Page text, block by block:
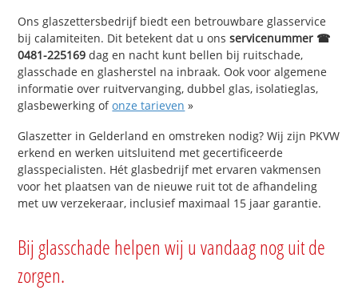
Ons glaszettersbedrijf biedt een betrouwbare glasservice
bij calamiteiten. Dit betekent dat u onsservicenummer ☎
0481-225169 dag en nacht kunt bellen bij ruitschade,
glasschade en glasherstel na inbraak. Ook voor algemene
informatie over ruitvervanging, dubbel glas, isolatieglas,
glasbewerking ofonze tarieven »
Glaszetter in Gelderland en omstreken nodig? Wij zijn PKVW
erkend en werken uitsluitend met gecertificeerde
glasspecialisten. Hét glasbedrijf met ervaren vakmensen
voor het plaatsen van de nieuwe ruit tot de afhandeling
met uw verzekeraar, inclusief maximaal 15 jaar garantie.
Bij glasschade helpen wij u vandaag nog uit de
zorgen.